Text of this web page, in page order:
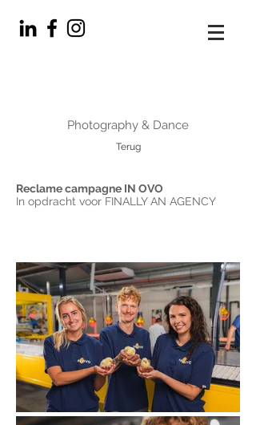
Photography & Dance
Terug
Reclame campagne IN OVO
In opdracht voor FINALLY AN AGENCY